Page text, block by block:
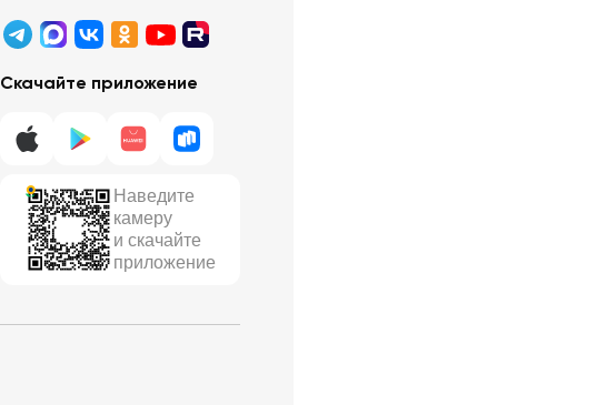
Скачайте приложение
Наведите
камеру
и скачайте
приложение